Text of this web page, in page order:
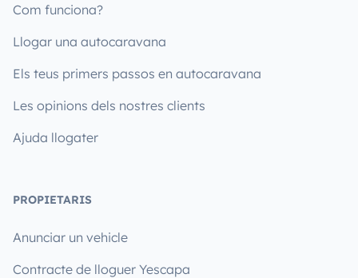
Com funciona?
Llogar una autocaravana
Els teus primers passos en autocaravana
Les opinions dels nostres clients
Ajuda llogater
PROPIETARIS
Anunciar un vehicle
Contracte de lloguer Yescapa